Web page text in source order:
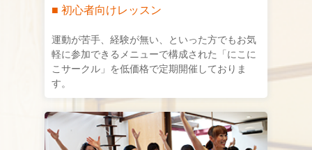
■ 初心者向けレッスン
運動が苦手、経験が無い、といった方でもお気
軽に参加できるメニューで構成された「にこに
こサークル」を低価格で定期開催しておりま
す。